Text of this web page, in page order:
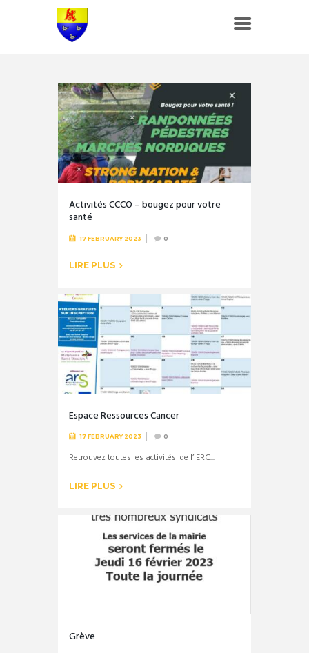
Activités CCCO – bougez pour votre
santé
17 FEBRUARY 2023 0
LIRE PLUS
Espace Ressources Cancer
17 FEBRUARY 2023 0
Retrouvez toutes les activités de l’ ERC...
LIRE PLUS
Grève